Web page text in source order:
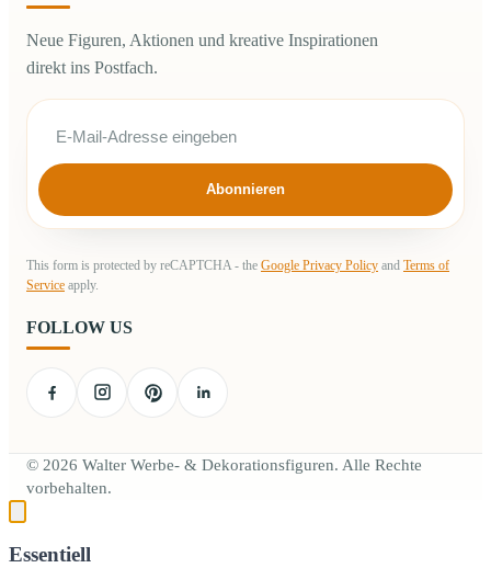
Neue Figuren, Aktionen und kreative Inspirationen
direkt ins Postfach.
Abonnieren
This form is protected by reCAPTCHA - the Google Privacy Policy and Terms of
Service apply.
FOLLOW US
© 2026 Walter Werbe- & Dekorationsfiguren. Alle Rechte
vorbehalten.
Essentiell